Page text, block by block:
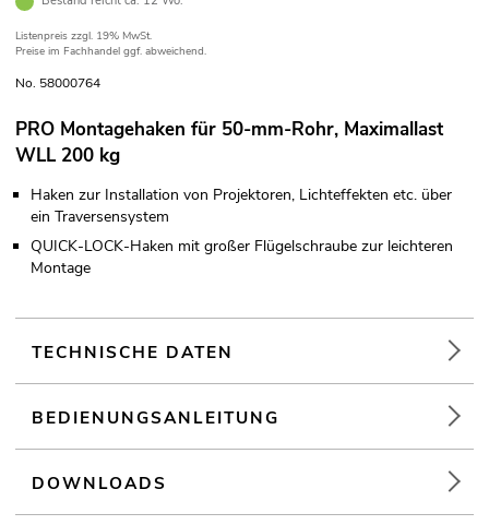
Listenpreis zzgl. 19% MwSt.
Preise im Fachhandel ggf. abweichend.
No. 58000764
PRO Montagehaken für 50-mm-Rohr, Maximallast
WLL 200 kg
Haken zur Installation von Projektoren, Lichteffekten etc. über
ein Traversensystem
QUICK-LOCK-Haken mit großer Flügelschraube zur leichteren
Montage
TECHNISCHE DATEN
BEDIENUNGSANLEITUNG
DOWNLOADS